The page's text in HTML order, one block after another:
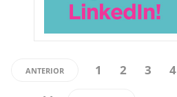
ANTERIOR 1 2 3 4